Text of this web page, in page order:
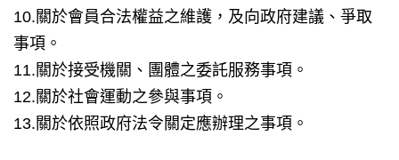
10.關於會員合法權益之維護，及向政府建議、爭取
事項。
11.關於接受機關、團體之委託服務事項。
12.關於社會運動之參與事項。
13.關於依照政府法令關定應辦理之事項。